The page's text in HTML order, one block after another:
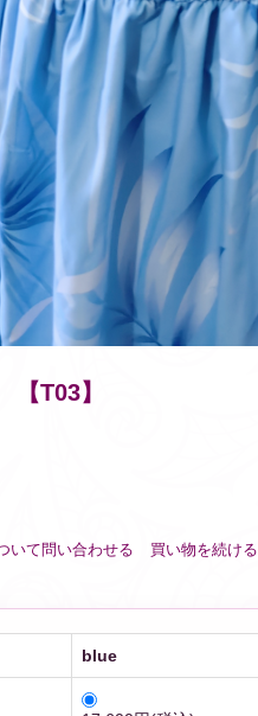
T03】
いて問い合わせる 買い物を続ける
blue